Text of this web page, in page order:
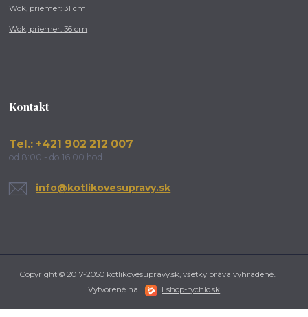
Wok, priemer: 31 cm
Wok, priemer: 36 cm
Kontakt
Tel.: +421 902 212 007
od 8:00 - do 16:00 hod
info@kotlikovesupravy.sk
Copyright © 2017-2050 kotlikovesupravy.sk, všetky práva vyhradené..
Vytvorené na
Eshop-rychlo.sk